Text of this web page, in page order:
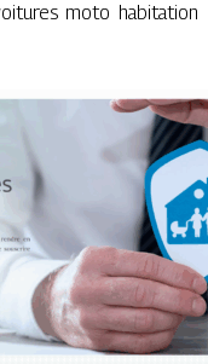
moto habitation